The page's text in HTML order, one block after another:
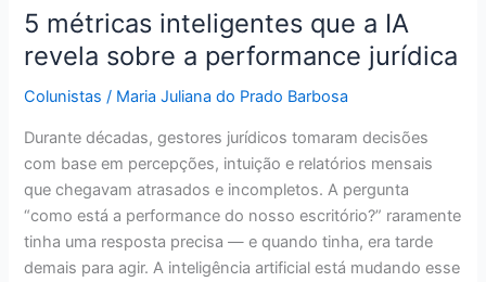
5 métricas inteligentes que a IA
revela sobre a performance jurídica
Colunistas / Maria Juliana do Prado Barbosa
Durante décadas, gestores jurídicos tomaram decisões
com base em percepções, intuição e relatórios mensais
que chegavam atrasados e incompletos. A pergunta
“como está a performance do nosso escritório?” raramente
tinha uma resposta precisa — e quando tinha, era tarde
demais para agir. A inteligência artificial está mudando esse